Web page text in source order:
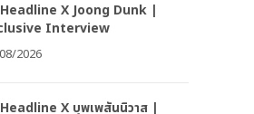
X Joong Dunk |
Interview
2026
X บุพเพสันนิวาส |